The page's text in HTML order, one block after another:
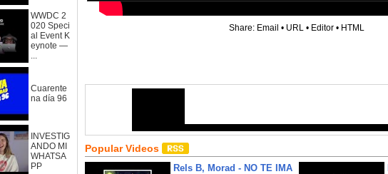
WWDC 2
020 Speci
al Event K
eynote —
...
Cuarente
na día 96
INVESTIG
ANDO MI
WHATSA
PP
Share: Email • URL • Editor • HTML
Popular Videos
Rels B, Morad - NO TE IMA